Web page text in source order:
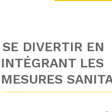
SE DIVERTIR EN
INTÉGRANT LES
MESURES